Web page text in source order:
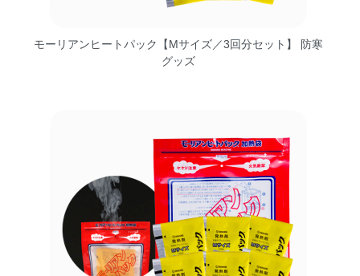
モーリアンヒートパック【Mサイズ／3回分セット】 防寒
グッズ